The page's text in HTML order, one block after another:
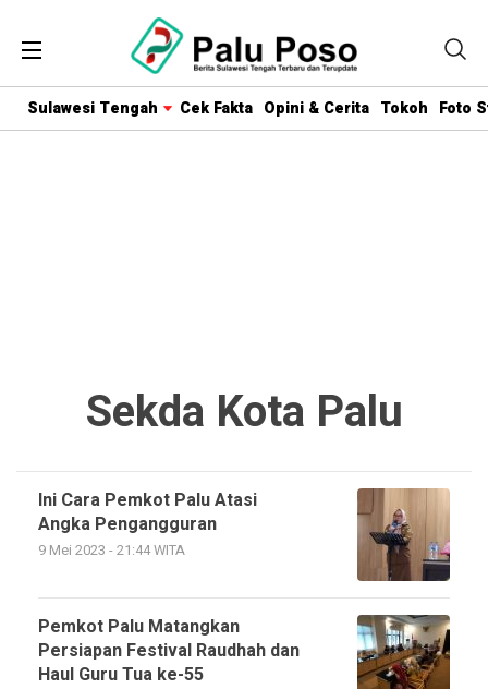
Sulawesi Tengah Cek Fakta Opini & Cerita Tokoh Foto
Sekda Kota Palu
Ini Cara Pemkot Palu Atasi
Angka Pengangguran
9 Mei 2023 - 21:44 WITA
Pemkot Palu Matangkan
Persiapan Festival Raudhah dan
Haul Guru Tua ke-55